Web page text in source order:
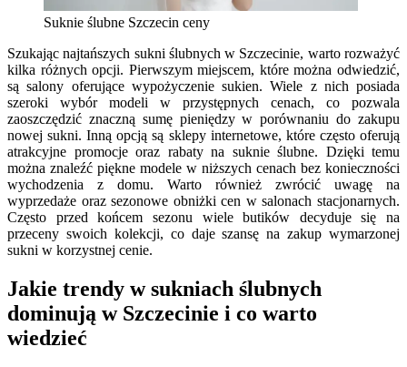
Suknie ślubne Szczecin ceny
Szukając najtańszych sukni ślubnych w Szczecinie, warto rozważyć
kilka różnych opcji. Pierwszym miejscem, które można odwiedzić,
są salony oferujące wypożyczenie sukien. Wiele z nich posiada
szeroki wybór modeli w przystępnych cenach, co pozwala
zaoszczędzić znaczną sumę pieniędzy w porównaniu do zakupu
nowej sukni. Inną opcją są sklepy internetowe, które często oferują
atrakcyjne promocje oraz rabaty na suknie ślubne. Dzięki temu
można znaleźć piękne modele w niższych cenach bez konieczności
wychodzenia z domu. Warto również zwrócić uwagę na
wyprzedaże oraz sezonowe obniżki cen w salonach stacjonarnych.
Często przed końcem sezonu wiele butików decyduje się na
przeceny swoich kolekcji, co daje szansę na zakup wymarzonej
sukni w korzystnej cenie.
Jakie trendy w sukniach ślubnych
dominują w Szczecinie i co warto
wiedzieć